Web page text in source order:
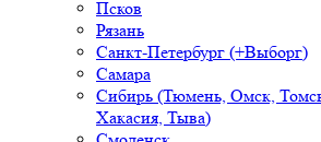
Псков
Рязань
Санкт-Петербург (+Выборг)
Самара
Сибирь (Тюмень, Омск,
Хакасия, Тыва)